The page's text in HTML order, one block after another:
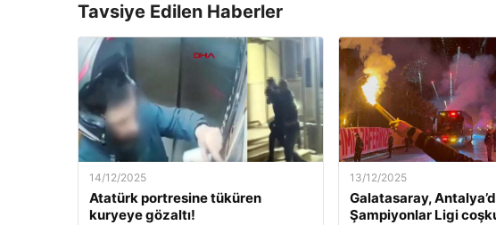
Tavsiye Edilen Haberler
14/12/2025
Atatürk portresine tüküren
kuryeye gözaltı!
13/12/2025
Galatasaray,
Şampiyonlar Ligi